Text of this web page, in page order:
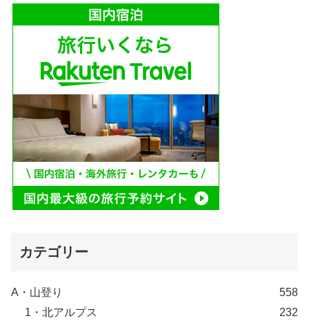
カテゴリー
A・山登り
558
1・北アルプス
232